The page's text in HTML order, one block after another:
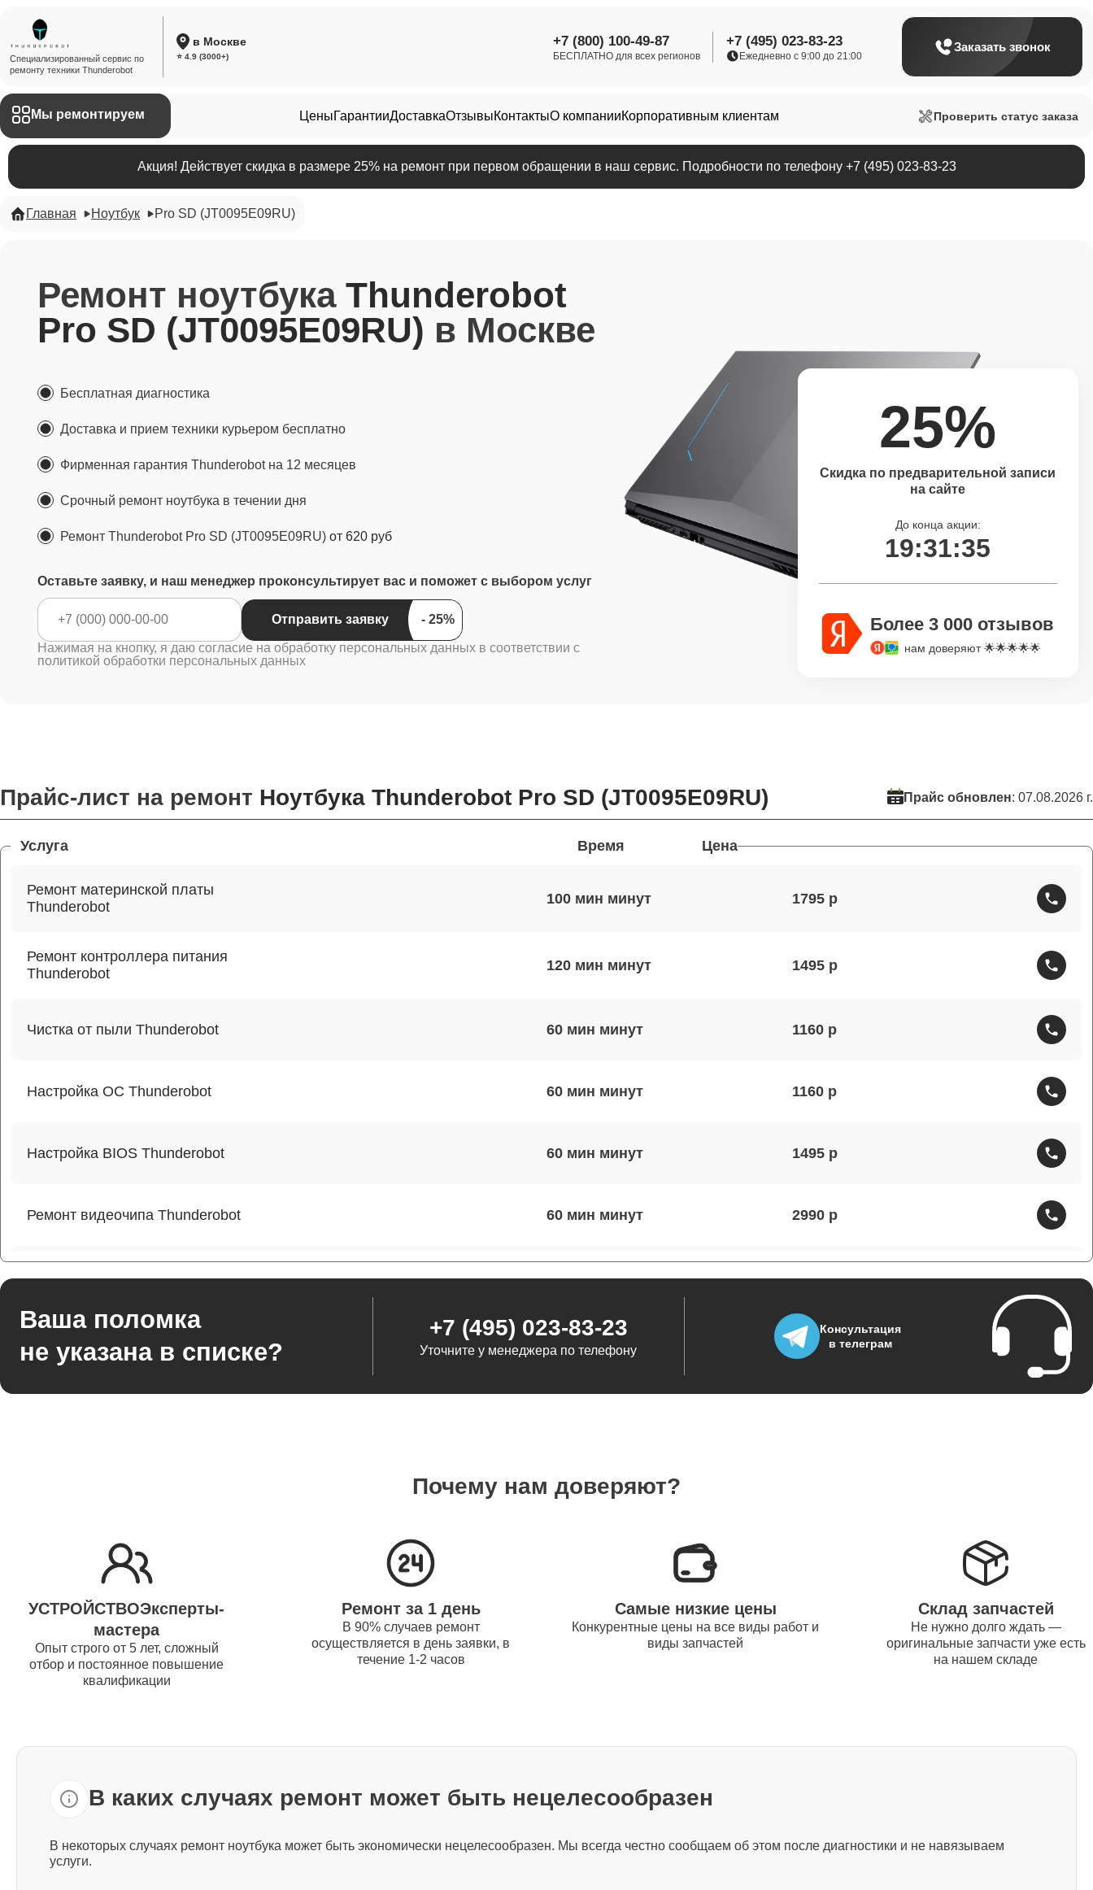
Специализированный сервис по
ремонту техники Thunderobot
в Москве
⭐ 4.9 (3000+)
+7 (800) 100-49-87
БЕСПЛАТНО для всех регионов
+7 (495) 023-83-23
Ежедневно с 9:00 до 21:00
Заказать звонок
Мы ремонтируем ЦеныГарантииДоставкаОтзывыКонтактыО компанииКорпоративным клиентам Проверить статус заказа
Акция! Действует скидка в размере 25% на ремонт при первом обращении в наш сервис. Подробности по телефону +7 (495) 023-83-23
Главная Ноутбук Pro SD (JT0095E09RU)
Ремонт ноутбука Thunderobot
Pro SD (JT0095E09RU) в Москве
Бесплатная диагностика
Доставка и прием техники курьером бесплатно
Фирменная гарантия Thunderobot на 12 месяцев
Срочный ремонт ноутбука в течении дня
Ремонт Thunderobot Pro SD (JT0095E09RU) от 620 руб
Оставьте заявку, и наш менеджер проконсультирует вас и поможет с выбором услуг
Отправить заявку
Нажимая на кнопку, я даю согласие на обработку персональных данных в соответствии с
политикой обработки персональных данных
25%
Скидка по предварительной записи
на сайте
До конца акции:
19:31:34
Более 3 000 отзывов
нам доверяют 🌟🌟🌟🌟🌟
Прайс-лист на ремонт Ноутбука Thunderobot Pro SD (JT0095E09RU) Прайс обновлен: 07.08.2026 г.
Услуга Время Цена
Ремонт материнской платы
Thunderobot
100 мин 1795
Ремонт контроллера питания
Thunderobot
120 мин 1495
Чистка от пыли Thunderobot 60 мин 1160
Настройка ОС Thunderobot 60 мин 1160
Настройка BIOS Thunderobot 60 мин 1495
Ремонт видеочипа Thunderobot 60 мин 2990
Ремонт разъема питания Thunderobot 60 мин 1430
120 мин 1950
Ремонт вебкамеры Thunderobot
Ремонт петель крышки Thunderobot
Ремонт южного моста Thunderobot 100 мин
Ваша поломка
не указана в списке?
+7 (495) 023-83-23
Уточните у менеджера по телефону
Консультация
в телеграм
Почему нам доверяют?
УСТРОЙСТВОЭксперты-
мастера
Опыт строго от 5 лет, сложный
отбор и постоянное повышение
квалификации
Ремонт за 1 день
В 90% случаев ремонт
осуществляется в день заявки, в
течение 1-2 часов
Самые низкие цены
Конкурентные цены на все виды работ и
виды запчастей
Склад запчастей
Не нужно долго ждать —
оригинальные запчасти уже есть
на нашем складе
В каких случаях ремонт может быть нецелесообразен
В некоторых случаях ремонт ноутбука может быть экономически нецелесообразен. Мы всегда честно сообщаем об этом после диагностики и не навязываем
услуги.